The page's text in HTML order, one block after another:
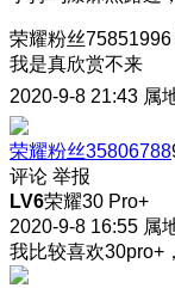
荣耀粉丝75851996
我是真欣赏不来
2020-9-8 21:43 属
荣耀粉丝35806788
评论 举报
LV6荣耀30 Pro+
2020-9-8 16:55 属
我比较喜欢30pro+